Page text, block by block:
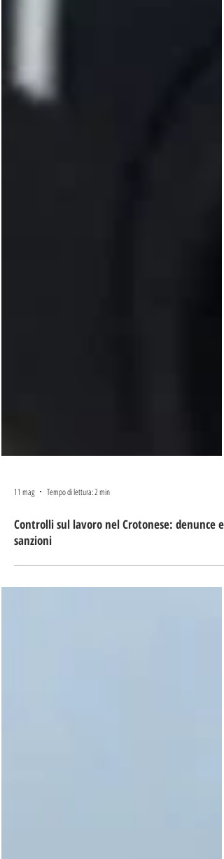
11 mag Tempo di lettura: 2 min
sanzioni